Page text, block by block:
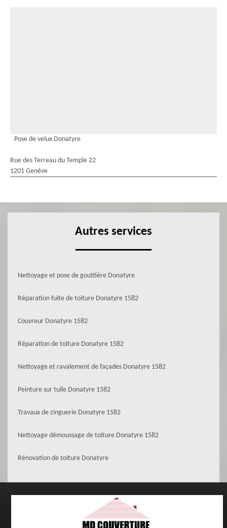
Pose de velux Donatyre
Rue des Terreau du Temple 22
1201 Genève
Autres services
Nettoyage et pose de gouttière Donatyre
Réparation fuite de toiture Donatyre 1582
Couvreur Donatyre 1582
Réparation de toiture Donatyre 1582
Nettoyage et ravalement de façades Donatyre 1582
Peinture sur tuile Donatyre 1582
Travaux de zinguerie Donatyre 1582
Nettoyage démoussage de toiture Donatyre 1582
Rénovation de toiture Donatyre